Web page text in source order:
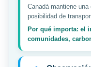
Canadá mantiene
posibilidad de
Por qué importa: el
comunidades,